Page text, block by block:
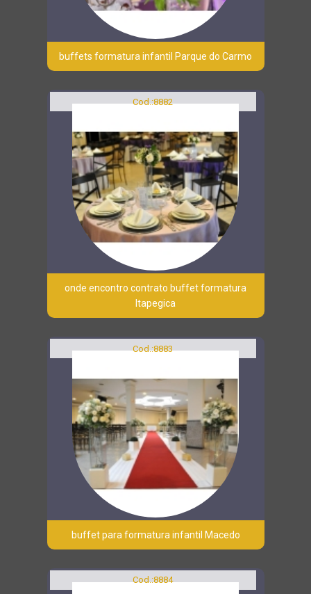
buffets formatura infantil Parque do Carmo
Cod.:8882
onde encontro contrato buffet formatura
Itapegica
Cod.:8883
buffet para formatura infantil Macedo
Cod.:8884